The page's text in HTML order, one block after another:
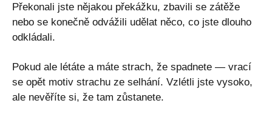
Překonali jste nějakou překážku, zbavili se zátěže
nebo se konečně odvážili udělat něco, co jste dlouho
odkládali.
Pokud ale létáte a máte strach, že spadnete — vrací
se opět motiv strachu ze selhání. Vzlétli jste vysoko,
ale nevěříte si, že tam zůstanete.